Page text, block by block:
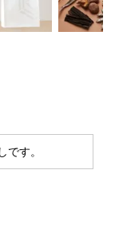
です。